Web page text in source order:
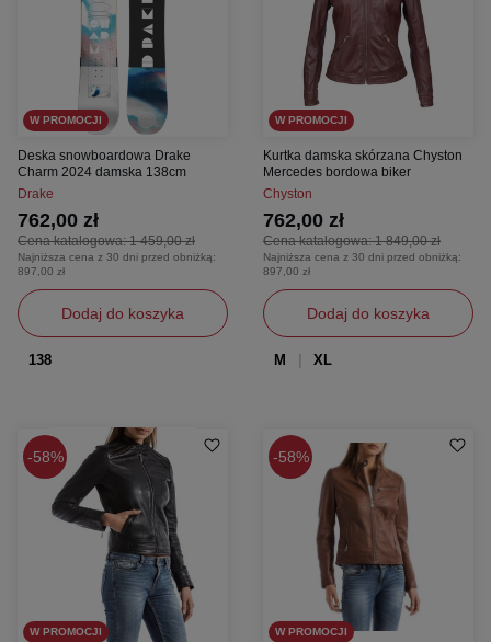
W PROMOCJI
Deska snowboardowa Drake
Charm 2024 damska 138cm
Drake
Cena katalogowa:1 459,00 zł
762,00 zł
Najniższa cena z 30 dni przed obniżką:
897,00 zł
Dodaj do koszyka
138
W PROMOCJI
Kurtka damska skórzana Chyston
Mercedes bordowa biker
Chyston
Cena katalogowa:1 849,00 zł
762,00 zł
Najniższa cena z 30 dni przed obniżką:
897,00 zł
Dodaj do koszyka
M XL
58%
W PROMOCJI
58%
W PROMOCJI